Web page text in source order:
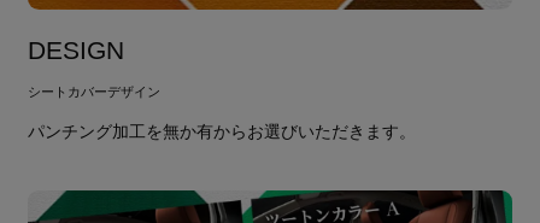
DESIGN
シートカバーデザイン
パンチング加工を無か有からお選びいただきます。